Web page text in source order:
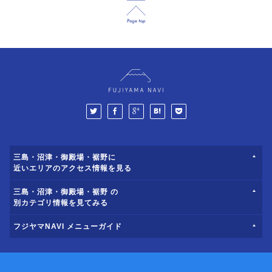
三島・沼津・御殿場・裾野に
近いエリアのアクセス情報を見る
三島・沼津・御殿場・裾野 の
別カテゴリ情報を見てみる
フジヤマNAVI メニューガイド